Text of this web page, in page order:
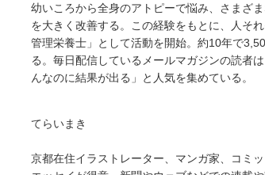
幼いころから全身のアトピーで悩み、さまざ
を大きく改善する。この経験をもとに、人そ
管理栄養士」として活動を開始。約10年で
る。毎日配信しているメールマガジンの読者
んなのに結果が出る」と人気を集めている。
てらいまき
京都在住イラストレーター、マンガ家、コミ